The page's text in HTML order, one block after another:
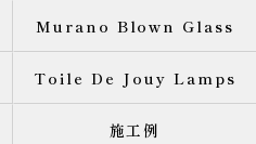
Murano Blown Glass
Toile De Jouy Lamps
施工例